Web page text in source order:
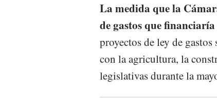
La medida que la
de gastos que
proyectos de ley de
con la agricultura, la
legislativas durante la